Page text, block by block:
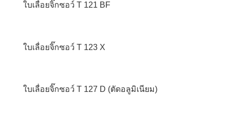
ใบเลื่อยจิ๊กซอว์ T 121 BF
ใบเลื่อยจิ๊กซอว์ T 123 X
ใบเลื่อยจิ๊กซอว์ T 127 D (ตัดอลูมิเนียม)